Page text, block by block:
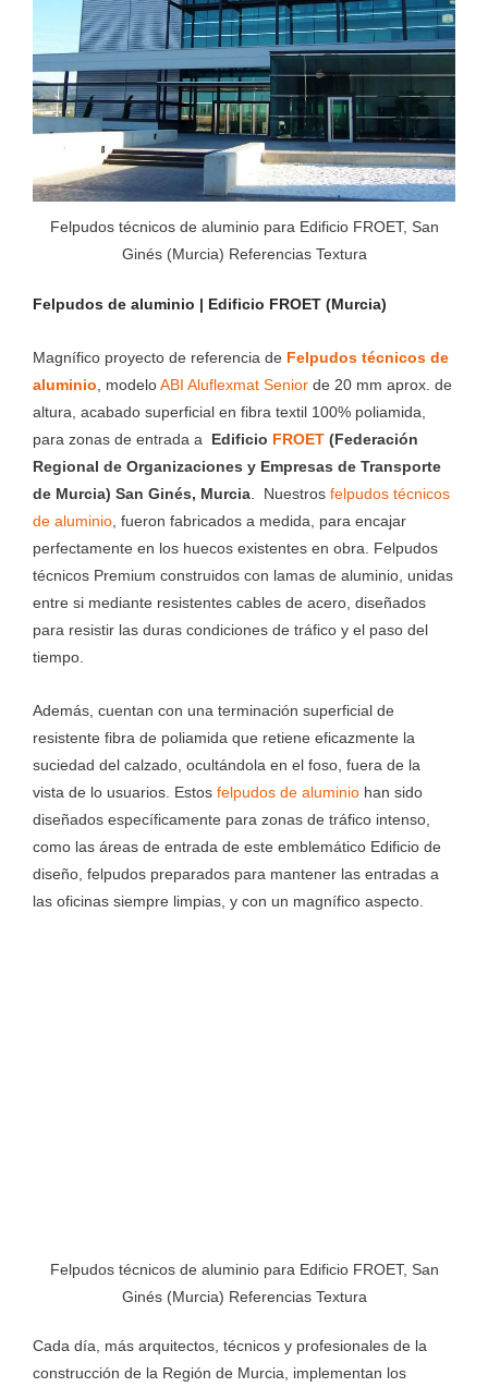
Felpudos técnicos de aluminio para Edificio FROET, San
Ginés (Murcia) Referencias Textura
Felpudos de aluminio | Edificio FROET (Murcia)
Magnífico proyecto de referencia de Felpudos técnicos de
aluminio , modelo ABI Aluflexmat Senior de 20 mm aprox. de
altura, acabado superficial en fibra textil 100% poliamida,
para zonas de entrada a Edificio FROET (Federación
Regional de Organizaciones y Empresas de Transporte
de Murcia) San Ginés, Murcia . Nuestros felpudos técnicos
de aluminio , fueron fabricados a medida, para encajar
perfectamente en los huecos existentes en obra. Felpudos
técnicos Premium construidos con lamas de aluminio, unidas
entre si mediante resistentes cables de acero, diseñados
para resistir las duras condiciones de tráfico y el paso del
tiempo.
Además, cuentan con una terminación superficial de
resistente fibra de poliamida que retiene eficazmente la
suciedad del calzado, ocultándola en el foso, fuera de la
vista de lo usuarios. Estos felpudos de aluminio han sido
diseñados específicamente para zonas de tráfico intenso,
como las áreas de entrada de este emblemático Edificio de
diseño, felpudos preparados para mantener las entradas a
las oficinas siempre limpias, y con un magnífico aspecto.
Felpudos técnicos de aluminio para Edificio FROET, San
Ginés (Murcia) Referencias Textura
Cada día, más arquitectos, técnicos y profesionales de la
construcción de la Región de Murcia, implementan los